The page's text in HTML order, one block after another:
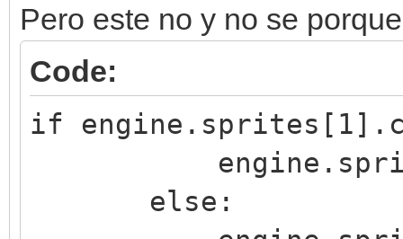
Pero este no y no se
Code:
if
else: